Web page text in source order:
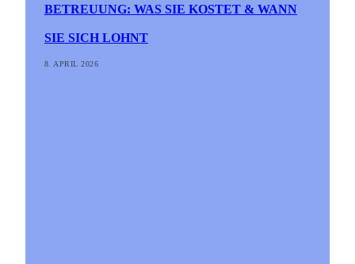
BETREUUNG: WAS SIE KOSTET & WANN
SIE SICH LOHNT
8. APRIL 2026